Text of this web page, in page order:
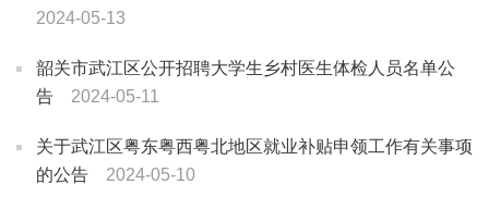
2024-05-13
韶关市武江区公开招聘大学生乡村医生体检人员名单公
告
2024-05-11
关于武江区粤东粤西粤北地区就业补贴申领工作有关事项
的公告
2024-05-10